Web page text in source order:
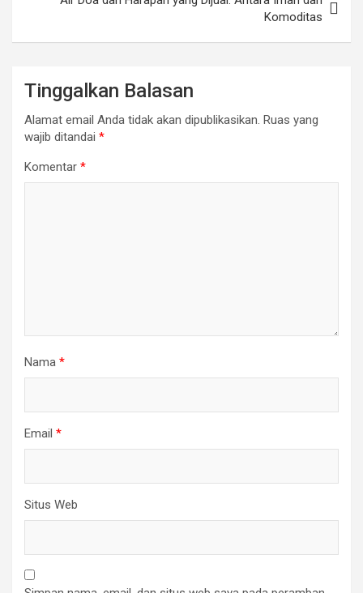
Komoditas
Tinggalkan Balasan
Alamat email Anda tidak akan dipublikasikan. Ruas yang
wajib ditandai *
Komentar *
Nama *
Email *
Situs Web